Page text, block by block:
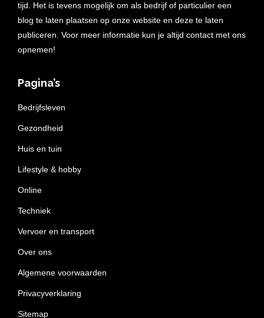
tijd. Het is tevens mogelijk om als bedrijf of particulier een
blog te laten plaatsen op onze website en deze te laten
publiceren. Voor meer informatie kun je altijd contact met ons
opnemen!
Pagina’s
Bedrijfsleven
Gezondheid
Huis en tuin
Lifestyle & hobby
Online
Techniek
Vervoer en transport
Over ons
Algemene voorwaarden
Privacyverklaring
Sitemap